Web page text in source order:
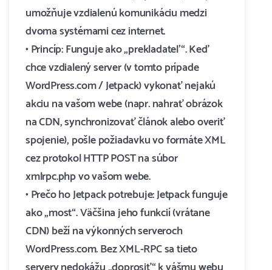
umožňuje vzdialenú komunikáciu medzi
dvoma systémami cez internet.
• Princíp: Funguje ako „prekladateľ“. Keď
chce vzdialený server (v tomto prípade
WordPress.com / Jetpack) vykonať nejakú
akciu na vašom webe (napr. nahrať obrázok
na CDN, synchronizovať článok alebo overiť
spojenie), pošle požiadavku vo formáte XML
cez protokol HTTP POST na súbor
xmlrpc.php vo vašom webe.
• Prečo ho Jetpack potrebuje: Jetpack funguje
ako „most“. Väčšina jeho funkcií (vrátane
CDN) beží na výkonných serveroch
WordPress.com. Bez XML-RPC sa tieto